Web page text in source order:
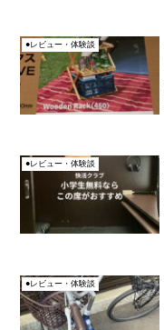
●レビュー・体験談
●レビュー・体験談
●レビュー・体験談